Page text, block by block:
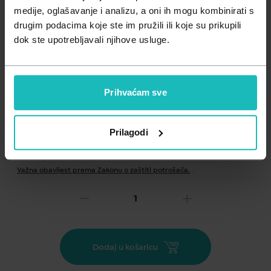
medije, oglašavanje i analizu, a oni ih mogu kombinirati s
drugim podacima koje ste im pružili ili koje su prikupili
dok ste upotrebljavali njihove usluge.
Prihvaćam sve
Prilagodi
Zdravlje muškarca
Zdravlje žene
Minerali
Probiotici i prebiotici
Dodaj na listu želja
Važna obavijest prema Zakonu o zaštiti potrošača. .
SUMMER25
Tekući puder protiv bora sa zatezajućom teksturom silikona
Dodaj u košaricu